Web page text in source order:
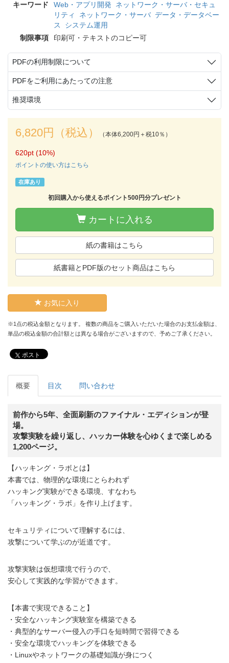
キーワード
Web・アプリ開発
ネットワーク・サーバ・セキュ
リティ
ネットワーク・サーバ データ・データベー
ス
システム運用
制限事項
印刷可・テキストのコピー可
PDFの利用制限について
PDFをご利用にあたっての注意
推奨環境
6,820円（税込） （本体6,200円＋税10％）
620pt (10%)
ポイントの使い方はこちら
在庫あり
初回購入から使えるポイント500円分プレゼント
カートに入れる
紙の書籍はこちら
紙書籍とPDF版のセット商品はこちら
お気に入り
※1点の税込金額となります。 複数の商品をご購入いただいた場合のお支払金額は、
単品の税込金額の合計額とは異なる場合がございますので、予めご了承ください。
ポスト
概要 目次 問い合わせ
前作から5年、全面刷新のファイナル・エディションが登
場。
攻撃実験を繰り返し、ハッカー体験を心ゆくまで楽しめる
1,200ページ。
【ハッキング・ラボとは】
本書では、物理的な環境にとらわれず
ハッキング実験ができる環境、すなわち
「ハッキング・ラボ」を作り上げます。
セキュリティについて理解するには、
攻撃について学ぶのが近道です。
攻撃実験は仮想環境で行うので、
安心して実践的な学習ができます。
【本書で実現できること】
・安全なハッキング実験室を構築できる
・典型的なサーバー侵入の手口を短時間で習得できる
・安全な環境でハッキングを体験できる
・Linuxやネットワークの基礎知識が身につく